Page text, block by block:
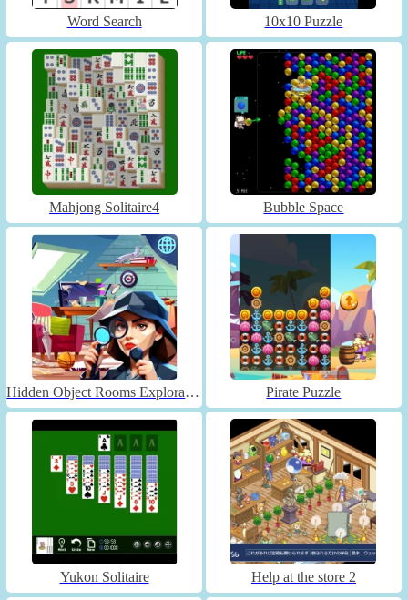
Word Search 10x10 Puzzle
Mahjong Solitaire4 Bubble Space
Hidden Object Rooms Exploration Pirate Puzzle
Yukon Solitaire Help at the store 2